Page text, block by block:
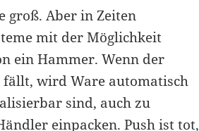
groß. Aber in Zeiten
mit der Möglichkeit
ein Hammer. Wenn der
fällt, wird Ware automatisch
sind, auch zu
einpacken. Push ist tot,